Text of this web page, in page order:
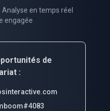
Analyse en temps réel
engagée
de
: